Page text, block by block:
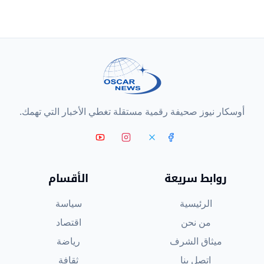
أوسكار نيوز صحيفة رقمية مستقلة تغطي الأخبار التي تهمك.
روابط سريعة
الرئيسية
من نحن
ميثاق الشرف
اتصل بنا
الأقسام
سياسة
اقتصاد
رياضة
ثقافة